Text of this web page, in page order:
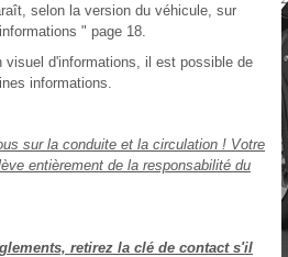
selon la version du véhicule, sur
" page 18.
visuel d'informations, il est possible de
informations.
sur la conduite et la circulation ! Votre
entièrement de la responsabilité du
retirez la clé de contact s'il